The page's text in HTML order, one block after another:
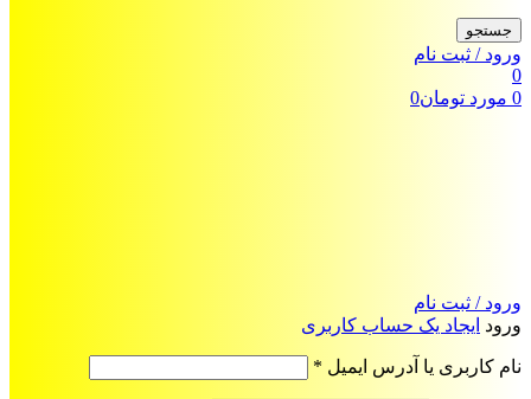
جستجو
ورود / ثبت نام
0
0 مورد تومان0
ورود / ثبت نام
ورود ایجاد یک حساب کاربری
نام کاربری یا آدرس ایمیل *